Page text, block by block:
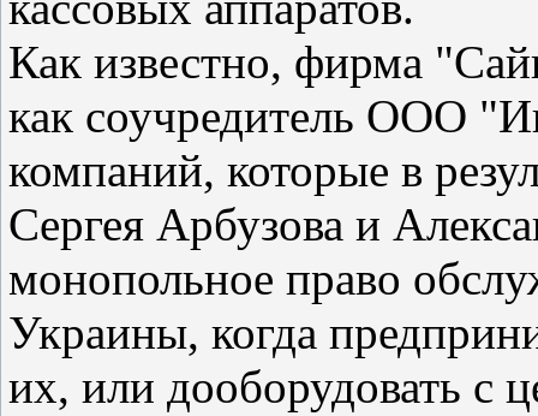
Как известно, фирма
как соучредитель ООО
компаний, которые в
Сергея Арбузова и
монопольное право
Украины, когда
их, или дооборудовать с